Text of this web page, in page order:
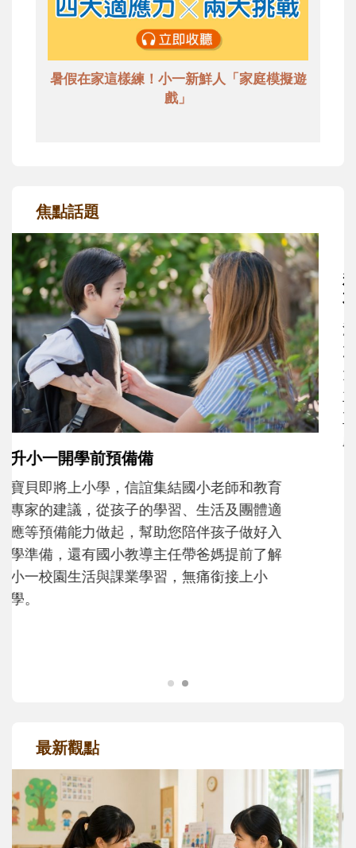
暑假在家這樣練！小一新鮮人「家庭模擬遊
戲」
焦點話題
和孩子一起長大的那個男人│讀懂父親的
不同模樣
沒有人天生就擅長當爸爸！男人總是在一次
次「前所未有」的體驗中，跟著孩子一起長
大。從給予安全感的肢體遊戲，到獨立自
主、角色認同及解決問題的能力養成。爸爸
最新觀點